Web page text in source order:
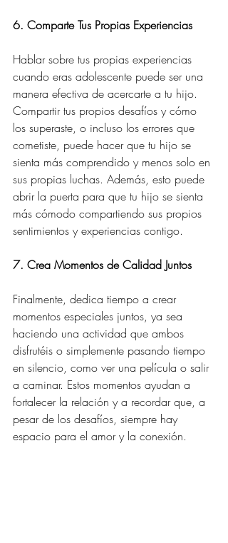
6. Comparte Tus Propias Experiencias
Hablar sobre tus propias experiencias
cuando eras adolescente puede ser una
manera efectiva de acercarte a tu hijo.
Compartir tus propios desafíos y cómo
los superaste, o incluso los errores que
cometiste, puede hacer que tu hijo se
sienta más comprendido y menos solo en
sus propias luchas. Además, esto puede
abrir la puerta para que tu hijo se sienta
más cómodo compartiendo sus propios
sentimientos y experiencias contigo.
7. Crea Momentos de Calidad Juntos
Finalmente, dedica tiempo a crear
momentos especiales juntos, ya sea
haciendo una actividad que ambos
disfrutéis o simplemente pasando tiempo
en silencio, como ver una película o salir
a caminar. Estos momentos ayudan a
fortalecer la relación y a recordar que, a
pesar de los desafíos, siempre hay
espacio para el amor y la conexión.